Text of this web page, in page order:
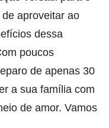
aproveitar ao
dessa
poucos
de apenas 30
a sua família com
de amor. Vamos